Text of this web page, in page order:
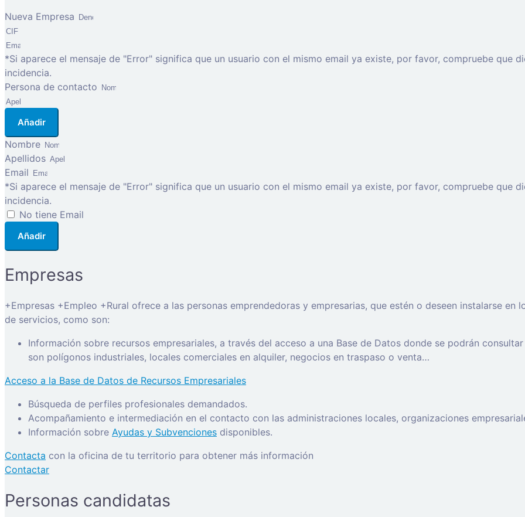
Nueva Empresa
*Si aparece el mensaje de "Error" significa que un usuario con el mismo email ya existe, por favor, compruebe que
incidencia.
Persona de contacto
Añadir
Nombre
Apellidos
Email
*Si aparece el mensaje de "Error" significa que un usuario con el mismo email ya existe, por favor, compruebe que
incidencia.
No tiene Email
Añadir
Empresas
+Empresas +Empleo +Rural ofrece a las personas emprendedoras y empresarias, que estén o deseen instalarse
de servicios, como son:
Información sobre recursos empresariales, a través del acceso a una Base de Datos donde se podrán
son polígonos industriales, locales comerciales en alquiler, negocios en traspaso o venta…
Acceso a la Base de Datos de Recursos Empresariales
Búsqueda de perfiles profesionales demandados.
Acompañamiento e intermediación en el contacto con las administraciones locales, organizaciones
Información sobre Ayudas y Subvenciones disponibles.
Contacta con la oficina de tu territorio para obtener más información
Contactar
Personas candidatas